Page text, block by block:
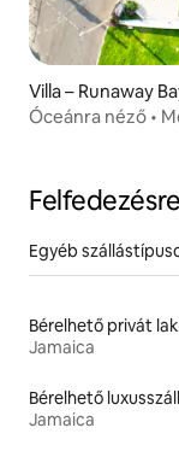
Villa – Runaway
Óceánra néző •
Egyéb
Bérelhető privát
Jamaica
Bérelhető
Jamaica